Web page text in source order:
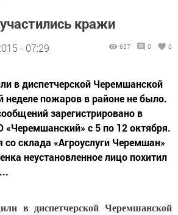
кражи
- 07:29 657 0 0
в диспетчерской Черемшанской
неделе пожаров в районе не было.
зарегистрировано в
с 5 по 12 октября.
со склада «Агроуслуги Черемшан»
неустановленное лицо похитил
в диспетчерской Черемшанской